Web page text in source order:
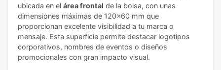
ubicada en el área frontal de la bolsa, con unas
dimensiones máximas de 120x60 mm que
proporcionan excelente visibilidad a tu marca o
mensaje. Esta superficie permite destacar logotipos
corporativos, nombres de eventos o diseños
promocionales con gran impacto visual.